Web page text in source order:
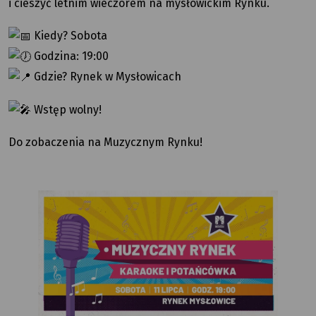
i cieszyć letnim wieczorem na mysłowickim Rynku.
Kiedy? Sobota
Godzina: 19:00
Gdzie? Rynek w Mysłowicach
Wstęp wolny!
Do zobaczenia na Muzycznym Rynku!
Rynek:
karaoke
i potańcówka.
Sobota,
11
lipca,
godz.
19:00,
Rynek